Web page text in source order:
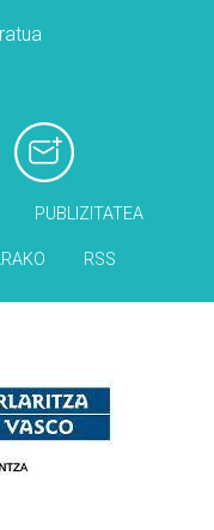
PUBLIZITATEA
RSS